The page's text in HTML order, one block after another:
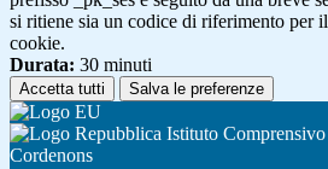
si ritiene sia un codice di riferimento per
cookie.
Durata: 30 minuti
Accetta tutti Salva le preferenze
Istituto
Cordenons